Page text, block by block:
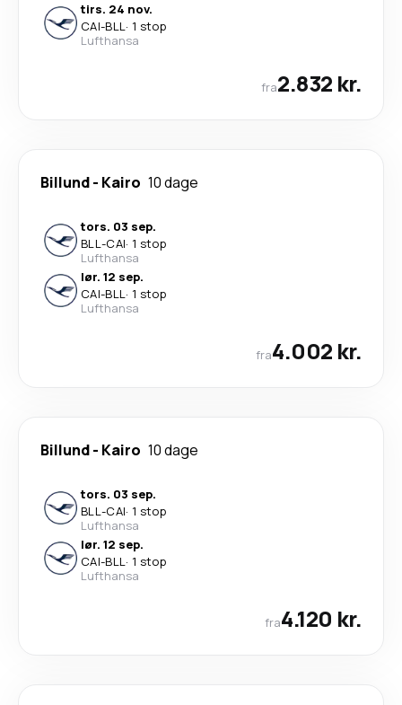
tirs. 24 nov.
CAI-BLL· 1 stop
Lufthansa
fra2.832 kr.
Billund- Kairo 10 dage
tors. 03 sep.
BLL-CAI· 1 stop
Lufthansa
lør. 12 sep.
CAI-BLL· 1 stop
Lufthansa
fra4.002 kr.
Billund- Kairo 10 dage
tors. 03 sep.
BLL-CAI· 1 stop
Lufthansa
lør. 12 sep.
CAI-BLL· 1 stop
Lufthansa
fra4.120 kr.